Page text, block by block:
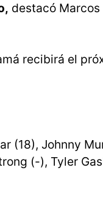
destacó Marcos
recibirá el
(18), Johnny
(-), Tyler